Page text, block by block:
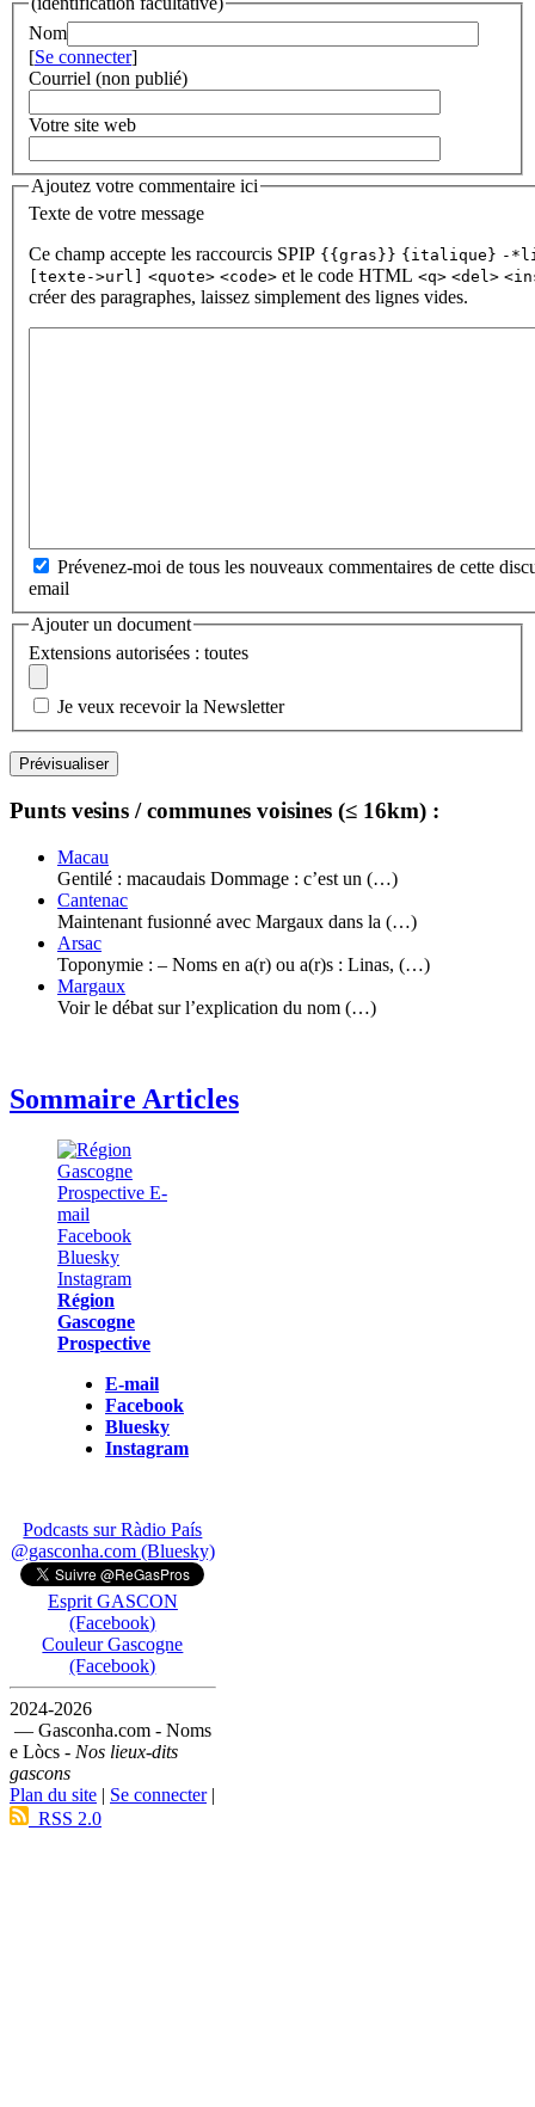
Nom
[Se connecter]
Courriel (non publié)
Votre site web
Ajoutez votre commentaire ici
Texte de votre message
Ce champ accepte les raccourcis SPIP {{gras}} {italique} -
[texte->url]
<quote> <code> et le code HTML <q> <del>
créer des paragraphes, laissez simplement des lignes vides.
Prévenez-moi de tous les nouveaux commentaires de cette
email
Ajouter un document
Extensions autorisées : toutes
Je veux recevoir la Newsletter
Punts vesins / communes voisines (≤ 16km) :
Macau
Gentilé : macaudais Dommage : c’est un (…)
Cantenac
Maintenant fusionné avec Margaux dans la (…)
Arsac
Toponymie : – Noms en a(r) ou a(r)s : Linas, (…)
Margaux
Voir le débat sur l’explication du nom (…)
Sommaire Articles
Région
Gascogne
Prospective
E-mail
Facebook
Bluesky
Instagram
Podcasts sur Ràdio País
@gasconha.com (Bluesky)
Esprit GASCON
(Facebook)
Couleur Gascogne
(Facebook)
2024-2026
— Gasconha.com - Noms
e Lòcs - Nos lieux-dits
gascons
Plan du site | Se connecter|
RSS 2.0